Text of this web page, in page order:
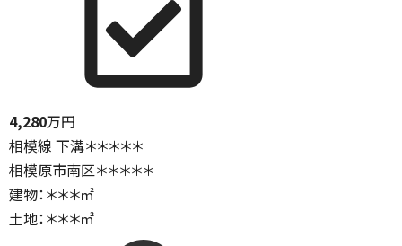
4,280万円
相模線 下溝＊＊＊＊＊
相模原市南区＊＊＊＊＊
建物：＊＊＊㎡
土地：＊＊＊㎡